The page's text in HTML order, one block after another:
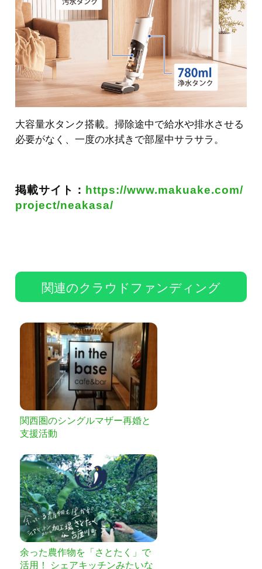
大容量水タンク搭載。掃除途中で給水や排水させる
必要がなく、一度の水拭きで部屋中サラサラ。
掲載サイト： https://www.makuake.com/
project/neakasa/
関連のクラウドファンディング
関西圏のシングルマザー再婚と
支援活動
余った農作物を「さとたく」で
活用！ シェアキッチンみたいな